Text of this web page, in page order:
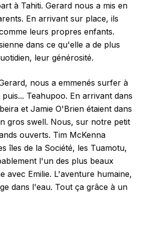
à Tahiti. Gerard nous a mis en
En arrivant sur place, ils
leurs propres enfants.
dans ce qu'elle a de plus
leur générosité.
nous a emmenés surfer à
Teahupoo. En arrivant dans
et Jamie O'Brien étaient dans
gros swell. Nous, sur notre petit
ouverts. Tim McKenna
îles de la Société, les Tuamotu,
l'un des plus beaux
avec Emilie. L'aventure humaine,
dans l'eau. Tout ça grâce à un